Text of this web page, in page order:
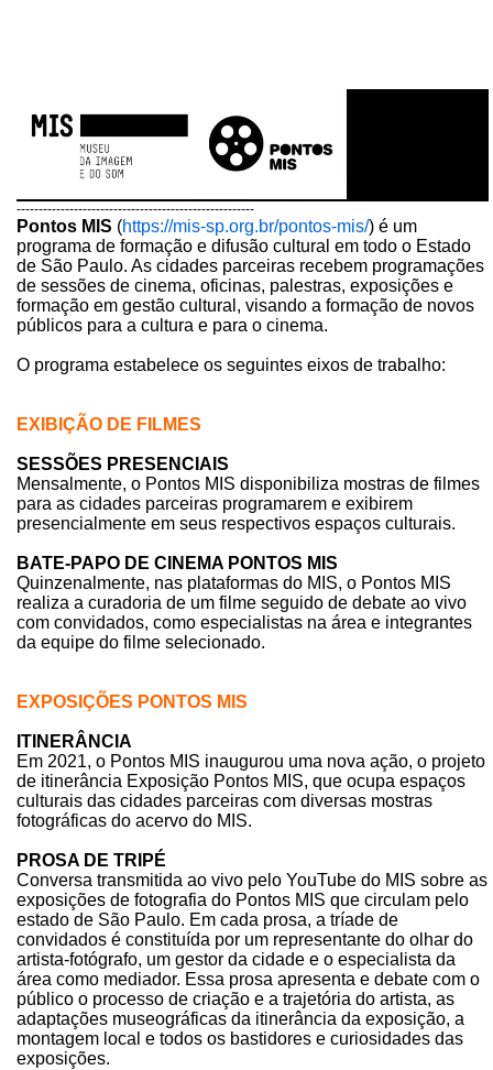
------------------------------------------------------
Pontos MIS (https://mis-sp.org.br/pontos-mis/) é um
programa de formação e difusão cultural em todo o Estado
de São Paulo. As cidades parceiras recebem programações
de sessões de cinema, oficinas, palestras, exposições e
formação em gestão cultural, visando a formação de novos
públicos para a cultura e para o cinema.
O programa estabelece os seguintes eixos de trabalho:
EXIBIÇÃO DE FILMES
SESSÕES PRESENCIAIS
Mensalmente, o Pontos MIS disponibiliza mostras de filmes
para as cidades parceiras programarem e exibirem
presencialmente em seus respectivos espaços culturais.
BATE-PAPO DE CINEMA PONTOS MIS
Quinzenalmente, nas plataformas do MIS, o Pontos MIS
realiza a curadoria de um filme seguido de debate ao vivo
com convidados, como especialistas na área e integrantes
da equipe do filme selecionado.
EXPOSIÇÕES PONTOS MIS
ITINERÂNCIA
Em 2021, o Pontos MIS inaugurou uma nova ação, o projeto
de itinerância Exposição Pontos MIS, que ocupa espaços
culturais das cidades parceiras com diversas mostras
fotográficas do acervo do MIS.
PROSA DE TRIPÉ
Conversa transmitida ao vivo pelo YouTube do MIS sobre as
exposições de fotografia do Pontos MIS que circulam pelo
estado de São Paulo. Em cada prosa, a tríade de
convidados é constituída por um representante do olhar do
artista-fotógrafo, um gestor da cidade e o especialista da
área como mediador. Essa prosa apresenta e debate com o
público o processo de criação e a trajetória do artista, as
adaptações museográficas da itinerância da exposição, a
montagem local e todos os bastidores e curiosidades das
exposições.